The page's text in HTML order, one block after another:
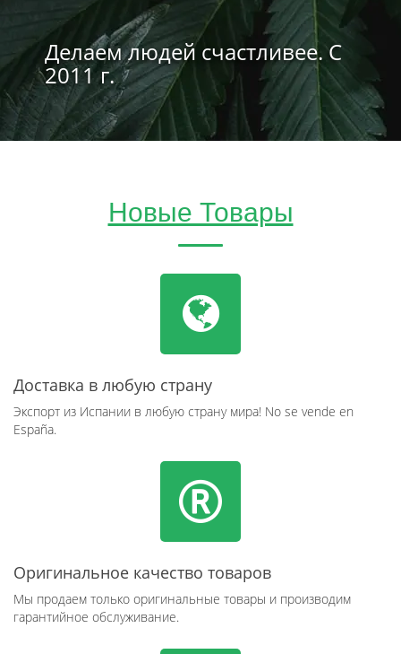
Делаем людей счастливее. С
2011 г.
Новые Товары
Доставка в любую страну
Экспорт из Испании в любую страну мира! No se vende en
España.
Оригинальное качество товаров
Мы продаем только оригинальные товары и производим
гарантийное обслуживание.